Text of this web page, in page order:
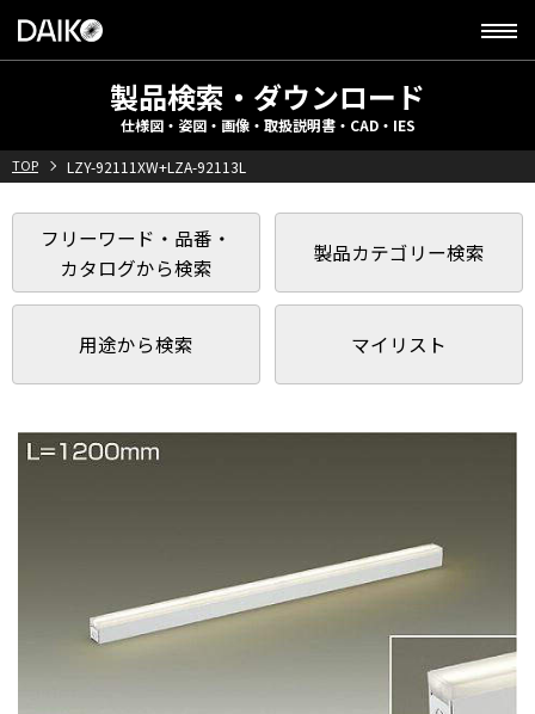
製品検索・ダウンロード
仕様図・姿図・画像・取扱説明書・CAD・IES
TOP LZY-92111XW+LZA-92113L
フリーワード・品番・
カタログから検索
製品カテゴリー検索
用途から検索 マイリスト